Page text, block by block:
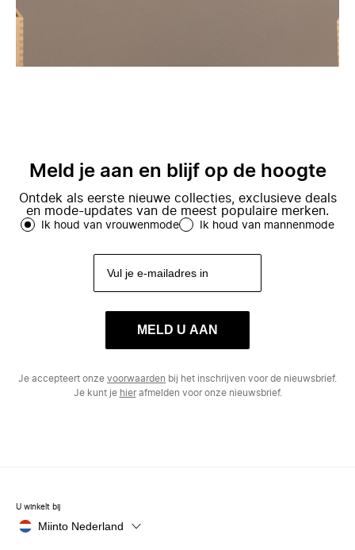
Meld je aan en blijf op de hoogte
Ontdek als eerste nieuwe collecties, exclusieve deals
en mode-updates van de meest populaire merken.
Ik houd van vrouwenmode Ik houd van mannenmode
MELD U AAN
Je accepteert onze voorwaarden bij het inschrijven voor de nieuwsbrief.
Je kunt je hierafmelden voor onze nieuwsbrief.
U winkelt bij
Miinto Nederland